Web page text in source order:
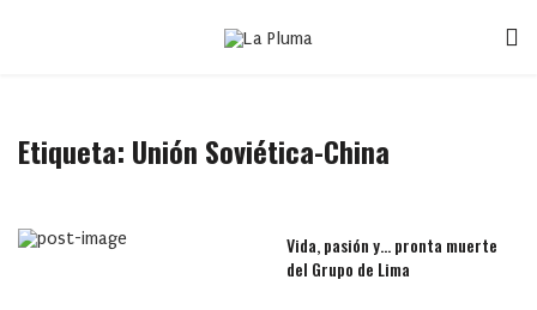
Etiqueta: Unión Soviética-China
Vida, pasión y… pronta muerte
del Grupo de Lima